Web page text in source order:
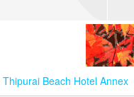
Thipurai Beach Hotel Annex